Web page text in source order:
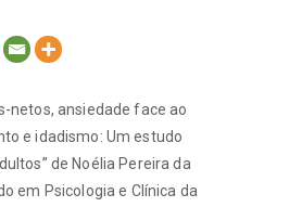
netos, ansiedade face ao
e idadismo: Um estudo
de Noélia Pereira da
em Psicologia e Clínica da